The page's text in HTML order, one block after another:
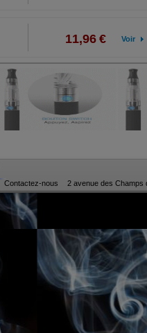
11,96 € Voir
Contactez-nous 2 avenue des Champs